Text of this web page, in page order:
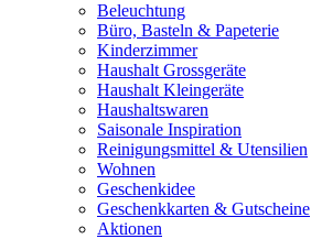
Beleuchtung
Büro, Basteln & Papeterie
Kinderzimmer
Haushalt Grossgeräte
Haushalt Kleingeräte
Haushaltswaren
Saisonale Inspiration
Reinigungsmittel & Utensilien
Wohnen
Geschenkidee
Geschenkkarten & Gutscheine
Aktionen